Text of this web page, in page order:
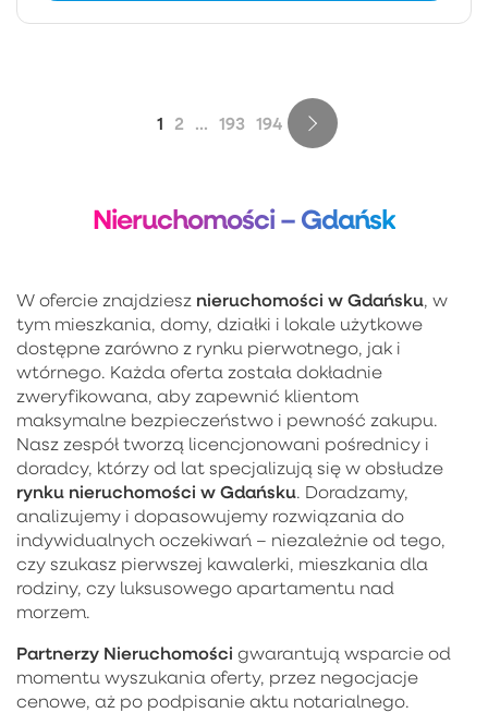
1 2 ... 193 194
Nieruchomości – Gdańsk
W ofercie znajdziesz nieruchomości w Gdańsku, w
tym mieszkania, domy, działki i lokale użytkowe
dostępne zarówno z rynku pierwotnego, jak i
wtórnego. Każda oferta została dokładnie
zweryfikowana, aby zapewnić klientom
maksymalne bezpieczeństwo i pewność zakupu.
Nasz zespół tworzą licencjonowani pośrednicy i
doradcy, którzy od lat specjalizują się w obsłudze
rynku nieruchomości w Gdańsku. Doradzamy,
analizujemy i dopasowujemy rozwiązania do
indywidualnych oczekiwań – niezależnie od tego,
czy szukasz pierwszej kawalerki, mieszkania dla
rodziny, czy luksusowego apartamentu nad
morzem.
Partnerzy Nieruchomości gwarantują wsparcie od
momentu wyszukania oferty, przez negocjacje
cenowe, aż po podpisanie aktu notarialnego.